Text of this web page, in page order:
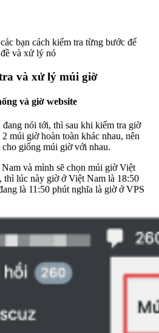
bạn cách kiểm tra từng bước để
và xử lý nó
và xử lý múi giờ
và giờ website
nói tới, thì sau khi kiểm tra giờ
múi giờ hoàn toàn khác nhau, nên
giống múi giờ với nhau.
và mình sẽ chọn múi giờ Việt
lúc này giờ ở Việt Nam là 18:50
là 11:50 phút nghĩa là giờ ở VPS